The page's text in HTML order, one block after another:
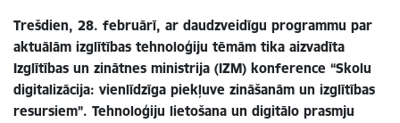
Trešdien, 28. februārī, ar daudzveidīgu programmu par
aktuālām izglītības tehnoloģiju tēmām tika aizvadīta
Izglītības un zinātnes ministrija (IZM) konference “Skolu
digitalizācija: vienlīdzīga piekļuve zināšanām un izglītības
resursiem”. Tehnoloģiju lietošana un digitālo prasmju